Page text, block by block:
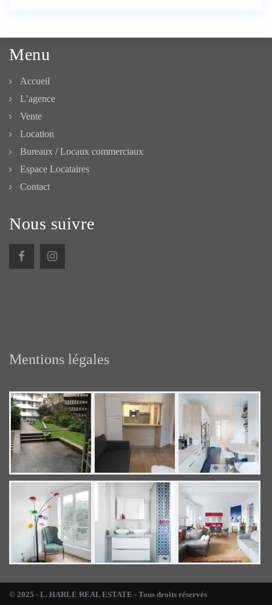
Menu
Accueil
L’agence
Vente
Location
Bureaux / Locaux commerciaux
Espace Locataires
Contact
Nous suivre
Mentions légales
© 2025 - L. HARLE REAL ESTATE - Tous droits réservés